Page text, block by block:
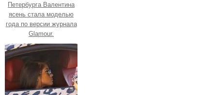
Петербурга Валентина
ясень стала моделью
года по версии журнала
Glamour.